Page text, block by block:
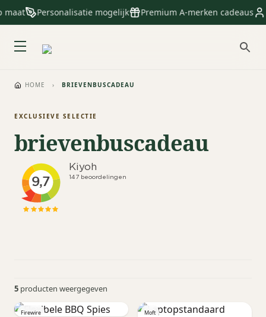
Personalisatie mogelijk Premium A-merken cadeaus
HOME › BRIEVENBUSCADEAU
EXCLUSIEVE SELECTIE
brievenbuscadeau
5 producten weergegeven
Firewire Moft